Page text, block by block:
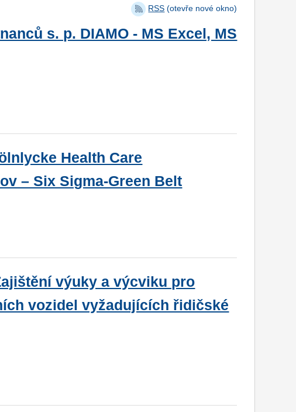
RSS (otevře nové okno)
s. p. DIAMO - MS Excel, MS
Health Care
– Six Sigma-Green Belt
výuky a výcviku pro
vozidel vyžadujících řidičské